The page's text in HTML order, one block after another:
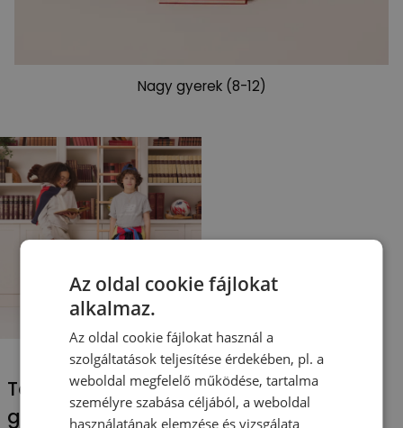
Nagy gyerek (8-12)
Találd meg a tökéletes cipőt
gyermeked számára
Az oldal cookie fájlokat
alkalmaz.
Az oldal cookie fájlokat használ a
szolgáltatások teljesítése érdekében, pl. a
weboldal megfelelő működése, tartalma
személyre szabása céljából, a weboldal
használatának elemzése és vizsgálata